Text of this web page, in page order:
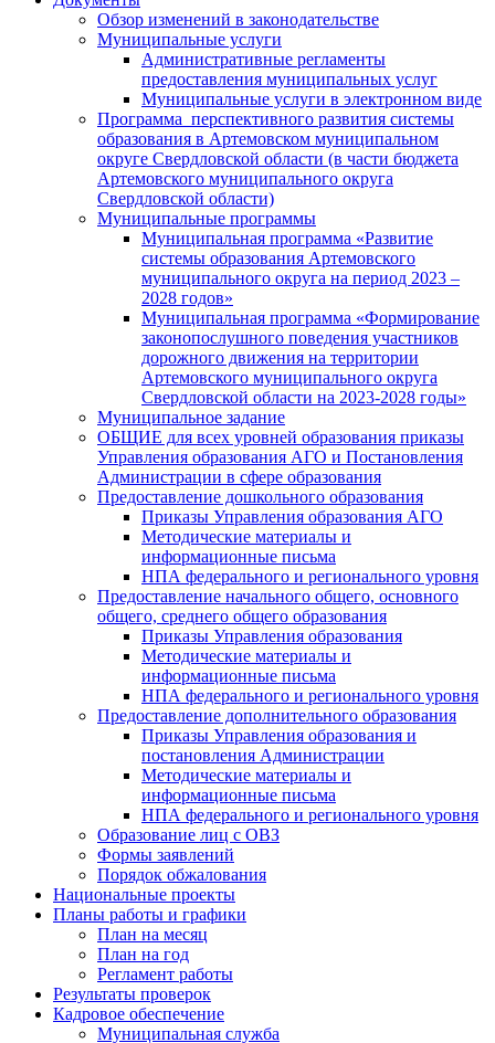
Обзор изменений в законодательстве
Муниципальные услуги
Административные регламенты
предоставления муниципальных услуг
Муниципальные услуги в электронном виде
Программа перспективного развития системы
образования в Артемовском муниципальном
округе Свердловской области (в части бюджета
Артемовского муниципального округа
Свердловской области)
Муниципальные программы
Муниципальная программа «Развитие
системы образования Артемовского
муниципального округа на период 2023 –
2028 годов»
Муниципальная программа «Формирование
законопослушного поведения участников
дорожного движения на территории
Артемовского муниципального округа
Свердловской области на 2023-2028 годы»
Муниципальное задание
ОБЩИЕ для всех уровней образования приказы
Управления образования АГО и Постановления
Администрации в сфере образования
Предоставление дошкольного образования
Приказы Управления образования АГО
Методические материалы и
информационные письма
НПА федерального и регионального уровня
Предоставление начального общего, основного
общего, среднего общего образования
Приказы Управления образования
Методические материалы и
информационные письма
НПА федерального и регионального уровня
Предоставление дополнительного образования
Приказы Управления образования и
постановления Администрации
Методические материалы и
информационные письма
НПА федерального и регионального уровня
Образование лиц с ОВЗ
Формы заявлений
Порядок обжалования
Национальные проекты
Планы работы и графики
План на месяц
План на год
Регламент работы
Результаты проверок
Кадровое обеспечение
Муниципальная служба